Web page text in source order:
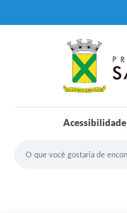
Acessibilidade